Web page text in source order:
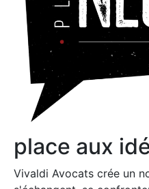
place aux
Vivaldi Avocats crée un